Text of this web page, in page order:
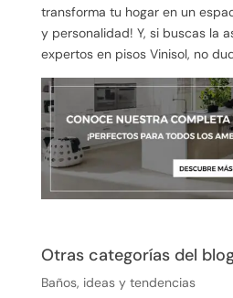
transforma tu hogar en un
y personalidad! Y, si buscas la
expertos en pisos Vinisol, no
Otras categorías del
Baños, ideas y tendencias